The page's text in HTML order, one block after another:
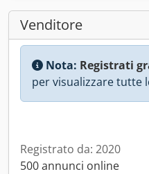
Venditore
Nota: Registrati
per visualizzare tutte
Registrato da: 2020
500 annunci online